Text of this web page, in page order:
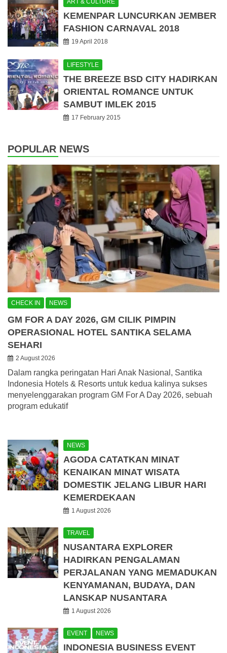
KEMENPAR LUNCURKAN JEMBER
FASHION CARNAVAL 2018
19 April 2018
LIFESTYLE
THE BREEZE BSD CITY HADIRKAN
ORIENTAL ROMANCE UNTUK
SAMBUT IMLEK 2015
17 February 2015
POPULAR NEWS
CHECK IN NEWS
GM FOR A DAY 2026, GM CILIK PIMPIN
OPERASIONAL HOTEL SANTIKA SELAMA
SEHARI
2 August 2026
Dalam rangka peringatan Hari Anak Nasional, Santika
Indonesia Hotels & Resorts untuk kedua kalinya sukses
menyelenggarakan program GM For A Day 2026, sebuah
program edukatif
NEWS
AGODA CATATKAN MINAT
KENAIKAN MINAT WISATA
DOMESTIK JELANG LIBUR HARI
KEMERDEKAAN
1 August 2026
TRAVEL
NUSANTARA EXPLORER
HADIRKAN PENGALAMAN
PERJALANAN YANG MEMADUKAN
KENYAMANAN, BUDAYA, DAN
LANSKAP NUSANTARA
1 August 2026
EVENT NEWS
INDONESIA BUSINESS EVENT